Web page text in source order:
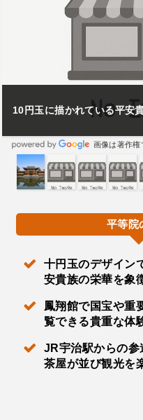
10円玉に描かれている平安
画像は著作権
平等院
十円玉のデザイン
安貴族の栄華を象
鳳翔館で国宝や重
覧できる貴重な体
JR宇治駅からの参
茶屋が並び観光を